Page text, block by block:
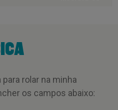
rolar na minha
os campos abaixo: